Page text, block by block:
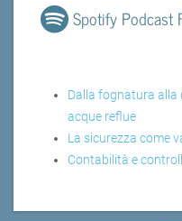
Spotify Podcast
Dalla fognatura alla
acque reflue
La sicurezza come
Contabilità e